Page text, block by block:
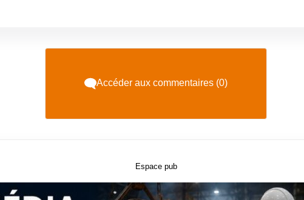
Accéder aux commentaires (0)
Espace pub